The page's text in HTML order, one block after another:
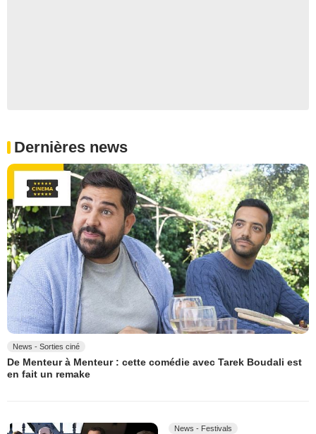
Dernières news
News - Sorties ciné
De Menteur à Menteur : cette comédie avec Tarek Boudali est
en fait un remake
News - Festivals